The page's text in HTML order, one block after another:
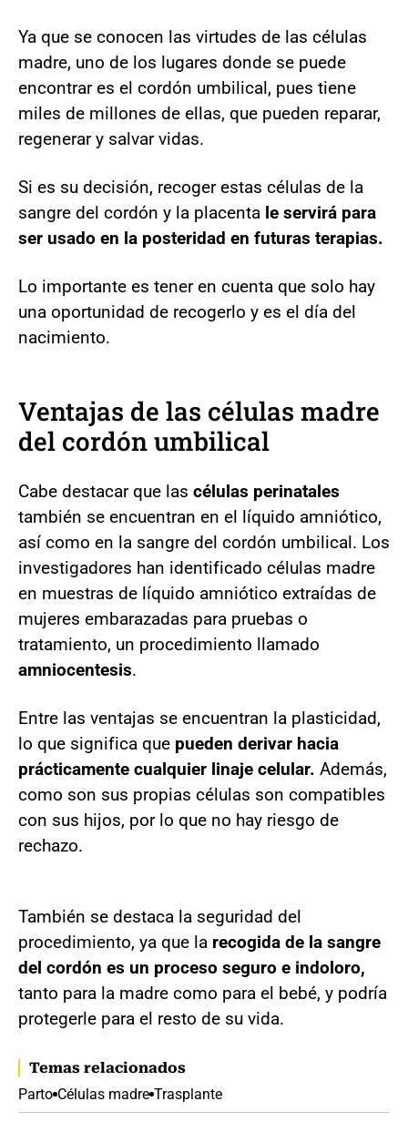
Ya que se conocen las virtudes de las células
madre, uno de los lugares donde se puede
encontrar es el cordón umbilical, pues tiene
miles de millones de ellas, que pueden reparar,
regenerar y salvar vidas.
Si es su decisión, recoger estas células de la
sangre del cordón y la placenta le servirá para
ser usado en la posteridad en futuras terapias.
Lo importante es tener en cuenta que solo hay
una oportunidad de recogerlo y es el día del
nacimiento.
Ventajas de las células madre
del cordón umbilical
Cabe destacar que las células perinatales
también se encuentran en el líquido amniótico,
así como en la sangre del cordón umbilical. Los
investigadores han identificado células madre
en muestras de líquido amniótico extraídas de
mujeres embarazadas para pruebas o
tratamiento, un procedimiento llamado
amniocentesis.
Entre las ventajas se encuentran la plasticidad,
lo que significa que pueden derivar hacia
prácticamente cualquier linaje celular. Además,
como son sus propias células son compatibles
con sus hijos, por lo que no hay riesgo de
rechazo.
También se destaca la seguridad del
procedimiento, ya que la recogida de la sangre
del cordón es un proceso seguro e indoloro,
tanto para la madre como para el bebé, y podría
protegerle para el resto de su vida.
Temas relacionados
Parto Células madre Trasplante